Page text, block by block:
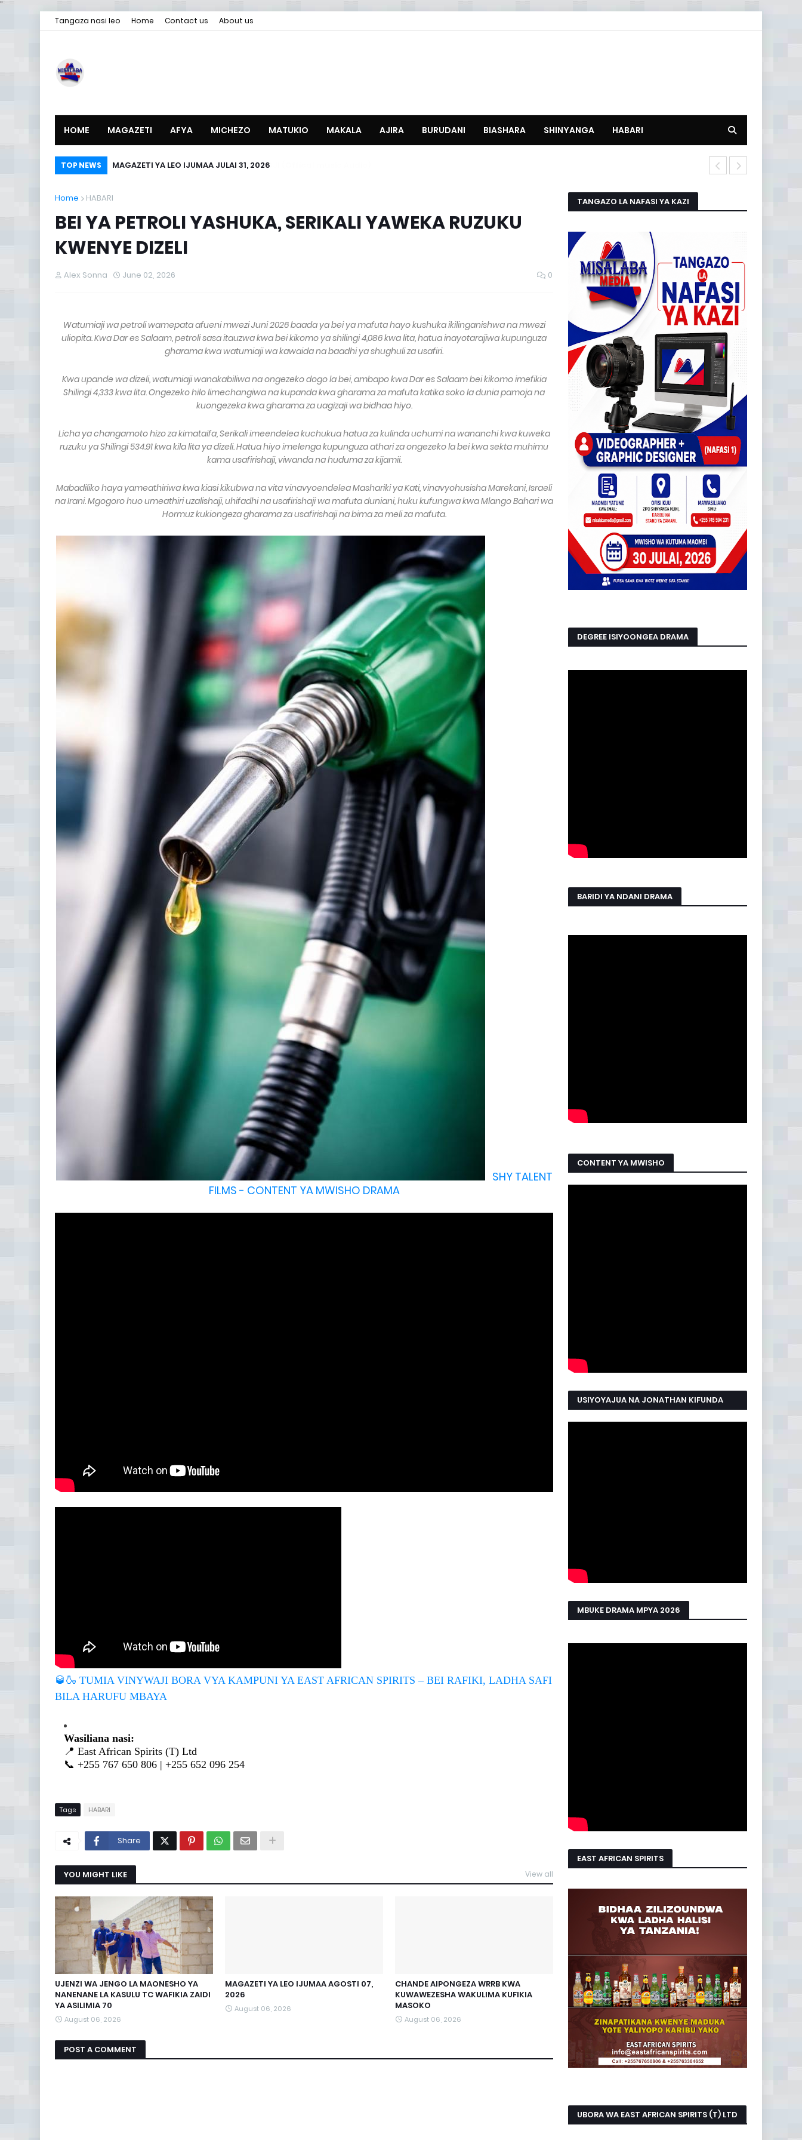
"
Tangaza nasi leo Home Contact us About us
HOME MAGAZETI AFYA MICHEZO MATUKIO MAKALA AJIRA BURUDANI BIASHARA SHINYANGA HABARI
TOP NEWS MAGAZETI YA LEO IJUMAA JULAI 31, 2026
Home HABARI
BEI YA PETROLI YASHUKA, SERIKALI YAWEKA RUZUKU
KWENYE DIZELI
Alex Sonna June 02, 2026 0
Watumiaji wa petroli wamepata afueni mwezi Juni 2026 baada ya bei ya mafuta hayo kushuka ikilinganishwa na mwezi
uliopita. Kwa Dar es Salaam, petroli sasa itauzwa kwa bei kikomo ya shilingi 4,086 kwa lita, hatua inayotarajiwa kupunguza
gharama kwa watumiaji wa kawaida na baadhi ya shughuli za usafiri.
Kwa upande wa dizeli, watumiaji wanakabiliwa na ongezeko dogo la bei, ambapo kwa Dar es Salaam bei kikomo imefikia
Shilingi 4,333 kwa lita. Ongezeko hilo limechangiwa na kupanda kwa gharama za mafuta katika soko la dunia pamoja na
kuongezeka kwa gharama za uagizaji wa bidhaa hiyo.
Licha ya changamoto hizo za kimataifa, Serikali imeendelea kuchukua hatua za kulinda uchumi na wananchi kwa kuweka
ruzuku ya Shilingi 534.91 kwa kila lita ya dizeli. Hatua hiyo imelenga kupunguza athari za ongezeko la bei kwa sekta muhimu
kama usafirishaji, viwanda na huduma za kijamii.
Mabadiliko haya yameathiriwa kwa kiasi kikubwa na vita vinavyoendelea Mashariki ya Kati, vinavyohusisha Marekani, Israeli
na Irani. Mgogoro huo umeathiri uzalishaji, uhifadhi na usafirishaji wa mafuta duniani, huku kufungwa kwa Mlango Bahari wa
Hormuz kukiongeza gharama za usafirishaji na bima za meli za mafuta.
SHY TALENT
FILMS - CONTENT YA MWISHO DRAMA
🥃🍶 TUMIA VINYWAJI BORA VYA KAMPUNI YA EAST AFRICAN SPIRITS – BEI RAFIKI, LADHA SAFI
BILA HARUFU MBAYA
Wasiliana nasi:
📍 East African Spirits (T) Ltd
📞 +255 767 650 806 | +255 652 096 254
Tags HABARI
Share
YOU MIGHT LIKE View all
UJENZI WA JENGO LA MAONESHO YA
NANENANE LA KASULU TC WAFIKIA ZAIDI
YA ASILIMIA 70
August 06, 2026
MAGAZETI YA LEO IJUMAA AGOSTI 07,
2026
August 06, 2026
CHANDE AIPONGEZA WRRB KWA
KUWAWEZESHA WAKULIMA KUFIKIA
MASOKO
August 06, 2026
POST A COMMENT
TANGAZO LA NAFASI YA KAZI
DEGREE ISIYOONGEA DRAMA
BARIDI YA NDANI DRAMA
CONTENT YA MWISHO
USIYOYAJUA NA JONATHAN KIFUNDA
MANYAMA
MBUKE DRAMA MPYA 2026
EAST AFRICAN SPIRITS
UBORA WA EAST AFRICAN SPIRITS (T) LTD